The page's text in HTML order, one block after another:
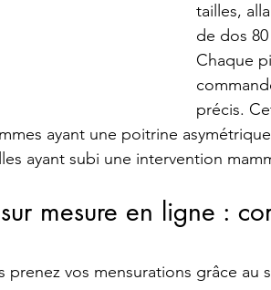
tailles,
de dos 80
Chaque
précis.
ayant une poitrine
ayant subi une intervention
mesure en ligne :
prenez vos mensurations grâce au